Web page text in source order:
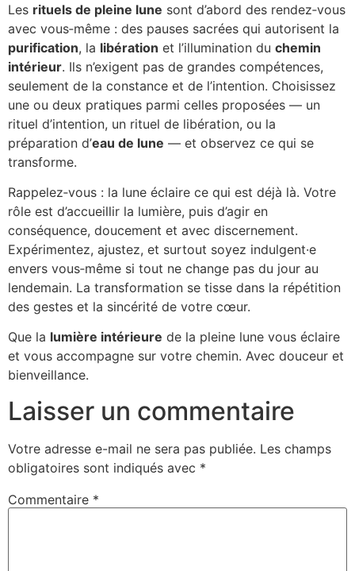
Les rituels de pleine lune sont d’abord des rendez‑vous
avec vous‑même : des pauses sacrées qui autorisent la
purification, la libération et l’illumination du chemin
intérieur. Ils n’exigent pas de grandes compétences,
seulement de la constance et de l’intention. Choisissez
une ou deux pratiques parmi celles proposées — un
rituel d’intention, un rituel de libération, ou la
préparation d’eau de lune — et observez ce qui se
transforme.
Rappelez‑vous : la lune éclaire ce qui est déjà là. Votre
rôle est d’accueillir la lumière, puis d’agir en
conséquence, doucement et avec discernement.
Expérimentez, ajustez, et surtout soyez indulgent·e
envers vous‑même si tout ne change pas du jour au
lendemain. La transformation se tisse dans la répétition
des gestes et la sincérité de votre cœur.
Que la lumière intérieure de la pleine lune vous éclaire
et vous accompagne sur votre chemin. Avec douceur et
bienveillance.
Laisser un commentaire
Votre adresse e-mail ne sera pas publiée. Les champs
obligatoires sont indiqués avec *
Commentaire *